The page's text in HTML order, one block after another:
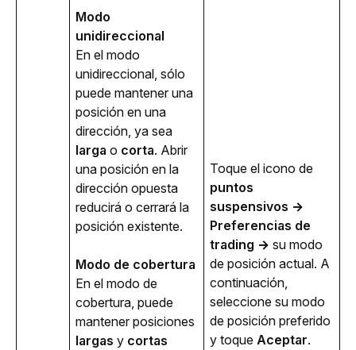
Modo
unidireccional
En el modo
unidireccional, sólo
puede mantener una
posición en una
dirección, ya sea
larga o corta. Abrir
una posición en la
dirección opuesta
reducirá o cerrará la
posición existente.
Modo de cobertura
En el modo de
cobertura, puede
largas y cortas
puntos
suspensivos →
Preferencias de
trading → su modo
de posición actual. A
continuación,
seleccione su modo
de posición preferido
y toque Aceptar.